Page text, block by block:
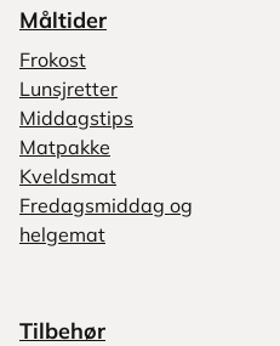
Måltider
Frokost
Lunsjretter
Middagstips
Matpakke
Kveldsmat
Fredagsmiddag og
helgemat
Tilbehør